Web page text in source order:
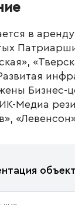
в
Бизнес-
Медиа